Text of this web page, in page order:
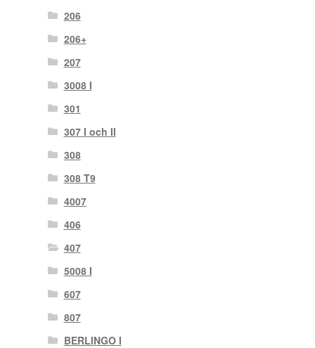
206
206+
207
3008 I
301
307 I och II
308
308 T9
4007
406
407
5008 I
607
807
BERLINGO I